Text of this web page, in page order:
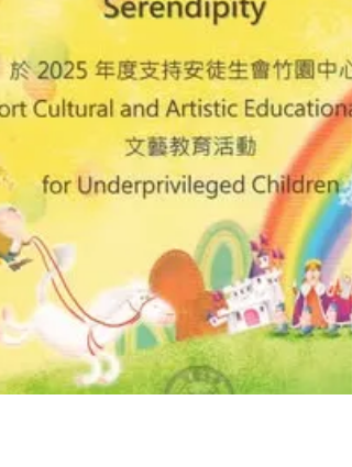
instruction